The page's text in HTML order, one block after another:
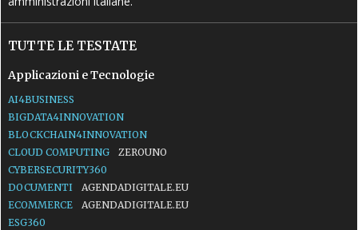
TUTTE LE TESTATE
Applicazioni e Tecnologie
AI4BUSINESS
BIGDATA4INNOVATION
BLOCKCHAIN4INNOVATION
CLOUD COMPUTING
ZEROUNO
CYBERSECURITY360
DOCUMENTI
AGENDADIGITALE.EU
ECOMMERCE
AGENDADIGITALE.EU
ESG360